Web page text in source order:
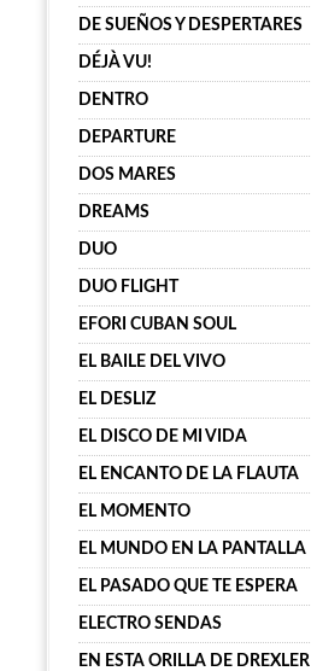
DE SUEÑOS Y DESPERTARES
DÉJÀ VU!
DENTRO
DEPARTURE
DOS MARES
DREAMS
DUO
DUO FLIGHT
EFORI CUBAN SOUL
EL BAILE DEL VIVO
EL DESLIZ
EL DISCO DE MI VIDA
EL ENCANTO DE LA FLAUTA
EL MOMENTO
EL MUNDO EN LA PANTALLA
EL PASADO QUE TE ESPERA
ELECTRO SENDAS
EN ESTA ORILLA DE DREXLER